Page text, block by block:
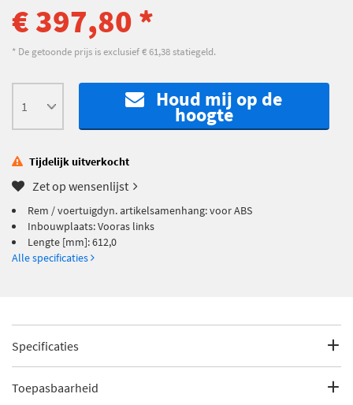
€ 397,80 *
* De getoonde prijs is exclusief € 61,38 statiegeld.
Houd mij op de
hoogte
Tijdelijk uitverkocht
Zet op wensenlijst
Rem / voertuigdyn. artikelsamenhang: voor ABS
Inbouwplaats: Vooras links
Lengte [mm]: 612,0
Alle specificaties
Specificaties
Fabrikantcode
Toepasbaarheid